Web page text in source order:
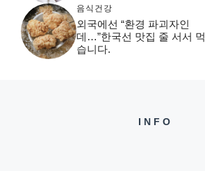
음식건강
외국에선 “환경 파괴자인
데…”한국선 맛집 줄 서서 먹
습니다.
INFO